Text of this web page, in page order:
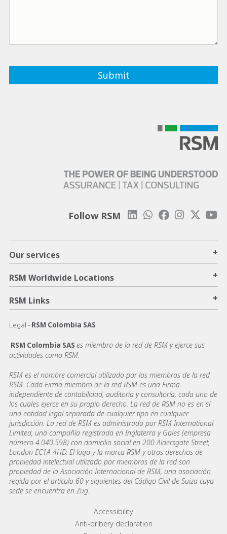
Follow RSM
Our services +
RSM Worldwide Locations +
RSM Links +
Legal - RSM Colombia SAS
RSM Colombia SAS es miembro de la red de RSM y ejerce sus
actividades como RSM.
RSM es el nombre comercial utilizado por los miembros de la red
RSM. Cada Firma miembro de la red RSM es una Firma
independiente de contabilidad, auditoría y consultoría, cada uno de
los cuales ejerce en su propio derecho. La red de RSM no es en sí
una entidad legal separada de cualquier tipo en cualquier
jurisdicción. La red de RSM es administrado por RSM International
Limited, una compañía registrada en Inglaterra y Gales (empresa
número 4.040.598) con domicilio social en 200 Aldersgate Street,
London EC1A 4HD. El logo y la marca RSM y otros derechos de
propiedad intelectual utilizado por miembros de la red son
propiedad de la Asociación Internacional de RSM, una asociación
regida por el artículo 60 y siguientes del Código Civil de Suiza cuya
sede se encuentra en Zug.
Footer menu linksAccessibility
Anti-bribery declaration